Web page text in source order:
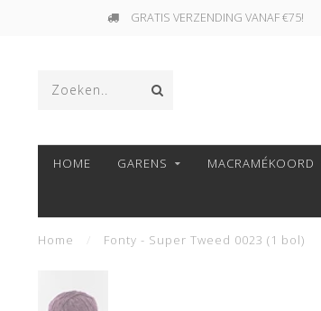
GRATIS VERZENDING VANAF €75!
HOME GARENS MACRAMÉKOORD
Home Fonty - Super Tweed 0023 (1 bol)